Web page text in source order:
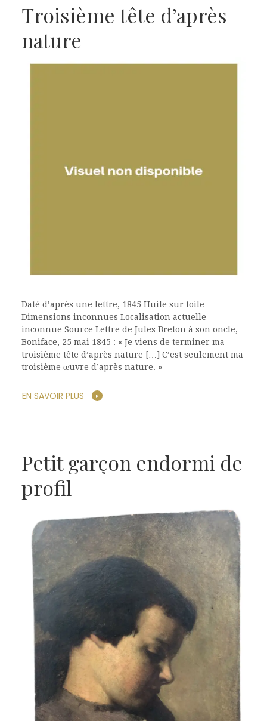
Troisième tête d’après
nature
Daté d’après une lettre, 1845 Huile sur toile
Dimensions inconnues Localisation actuelle
inconnue Source Lettre de Jules Breton à son oncle,
Boniface, 25 mai 1845 : « Je viens de terminer ma
troisième tête d’après nature […] C’est seulement ma
troisième œuvre d’après nature. »
EN SAVOIR PLUS
Petit garçon endormi de
profil